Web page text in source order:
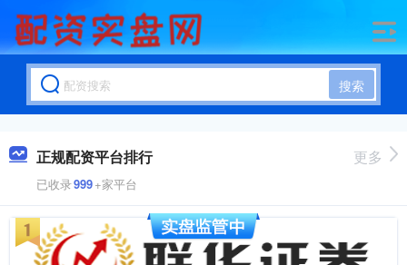
搜索
正规配资平台排行
已收录999+家平台
更多